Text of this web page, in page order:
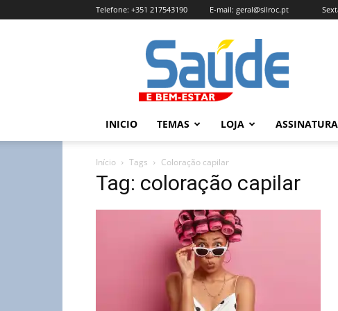
Telefone: +351 217543190 E-mail: geral@silroc.pt
Revista
Saúde
e
Bem
Estar
Edição
INICIO TEMAS LOJA
Início Tags Coloração capilar
Tag: coloração capilar